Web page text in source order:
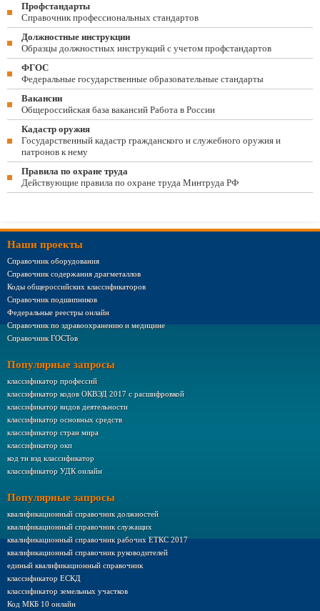
Профстандарты
Справочник профессиональных стандартов
Должностные инструкции
Образцы должностных инструкций с учетом профстандартов
ФГОС
Федеральные государственные образовательные стандарты
Вакансии
Общероссийская база вакансий Работа в России
Кадастр оружия
Государственный кадастр гражданского и служебного оружия и
патронов к нему
Правила по охране труда
Действующие правила по охране труда Минтруда РФ
Наши проекты
Справочник оборудования
Справочник содержания драгметаллов
Коды общероссийских классификаторов
Справочник подшипников
Федеральные реестры онлайн
Справочник по здравоохранению и медицине
Справочник ГОСТов
Популярные запросы
классификатор профессий
классификатор кодов ОКВЭД 2017 с расшифровкой
классификатор видов деятельности
классификатор основных средств
классификатор стран мира
классификатор окп
код тн вэд классификатор
классификатор УДК онлайн
Популярные запросы
квалификационный справочник должностей
квалификационный справочник служащих
квалификационный справочник рабочих ЕТКС 2017
квалификационный справочник руководителей
единый квалификационный справочник
классификатор ЕСКД
классификатор земельных участков
Код МКБ 10 онлайн